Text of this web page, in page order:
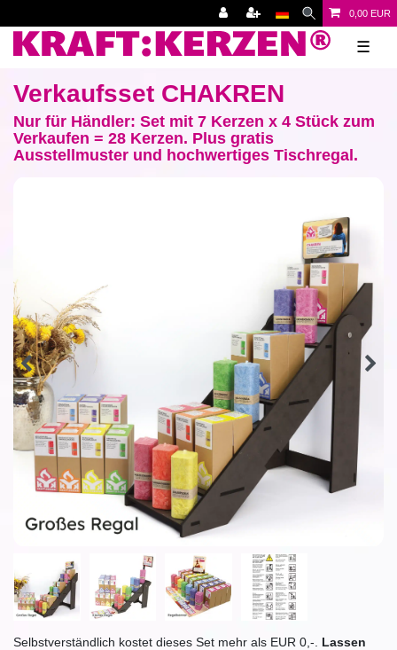
0,00 EUR
☰
Verkaufsset CHAKREN
Nur für Händler: Set mit 7 Kerzen x 4 Stück zum
Verkaufen = 28 Kerzen. Plus gratis
Ausstellmuster und hochwertiges Tischregal.
Selbstverständlich kostet dieses Set mehr als EUR 0,-. Lassen